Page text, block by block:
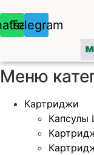
Telegram
Меню
Картриджи
Капсулы